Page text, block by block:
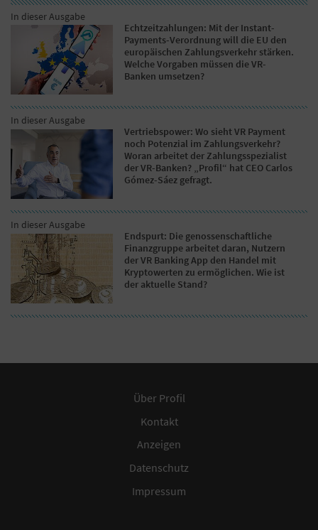
In dieser Ausgabe
Echtzeitzahlungen: Mit der Instant-
Payments-Verordnung will die EU den
europäischen Zahlungsverkehr stärken.
Welche Vorgaben müssen die VR-
Banken umsetzen?
In dieser Ausgabe
Vertriebspower: Wo sieht VR Payment
noch Potenzial im Zahlungsverkehr?
Woran arbeitet der Zahlungsspezialist
der VR-Banken? „Profil“ hat CEO Carlos
Gómez-Sáez gefragt.
In dieser Ausgabe
Endspurt: Die genossenschaftliche
Finanzgruppe arbeitet daran, Nutzern
der VR Banking App den Handel mit
Kryptowerten zu ermöglichen. Wie ist
der aktuelle Stand?
Über Profil
Kontakt
Anzeigen
Datenschutz
Impressum